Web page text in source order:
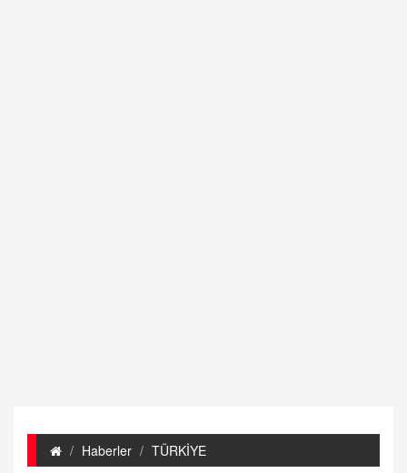
Haberler TÜRKİYE